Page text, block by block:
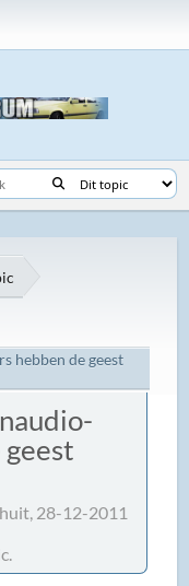
hebben de geest
28-12-2011